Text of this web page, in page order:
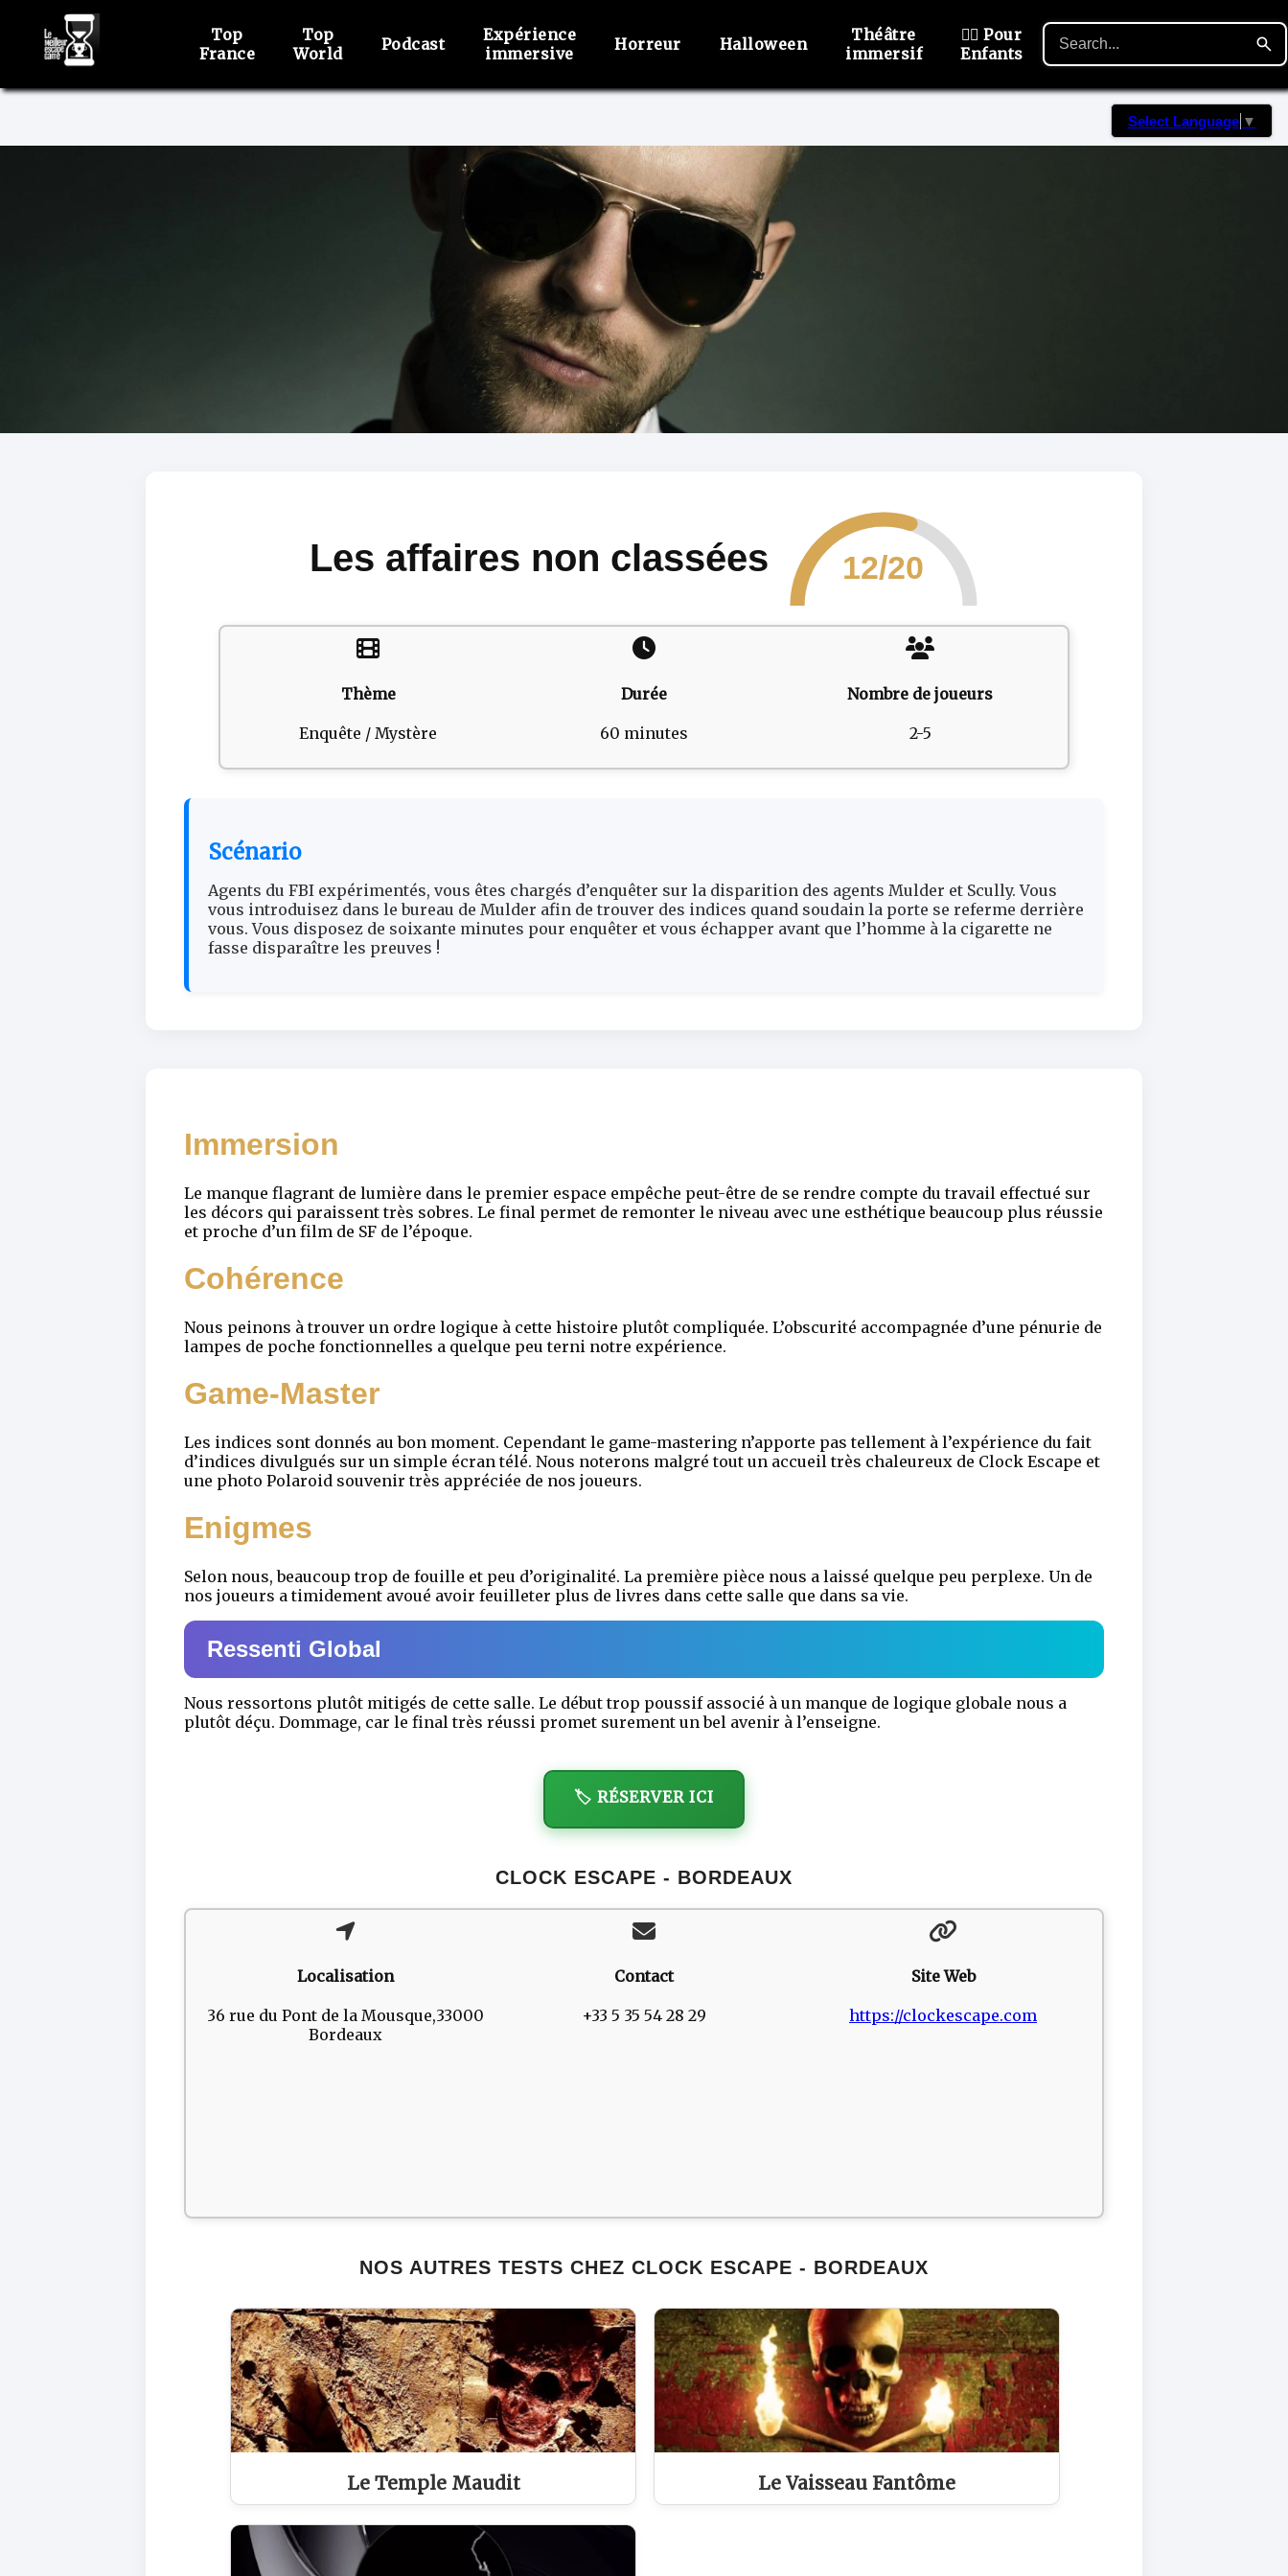
Top
France
Top
World
Podcast
Expérience
immersive
Horreur Halloween
Théâtre
immersif
🙋‍♂️ Pour
Enfants
Select Language ▼
Les affaires non classées 12/20
Thème
Enquête / Mystère
Durée
60 minutes
Nombre de joueurs
2-5
Scénario
Agents du FBI expérimentés, vous êtes chargés d’enquêter sur la disparition des agents Mulder et Scully. Vous
vous introduisez dans le bureau de Mulder afin de trouver des indices quand soudain la porte se referme derrière
vous. Vous disposez de soixante minutes pour enquêter et vous échapper avant que l’homme à la cigarette ne
fasse disparaître les preuves !
Immersion
Le manque flagrant de lumière dans le premier espace empêche peut-être de se rendre compte du travail effectué sur
les décors qui paraissent très sobres. Le final permet de remonter le niveau avec une esthétique beaucoup plus réussie
et proche d’un film de SF de l’époque.
Cohérence
Nous peinons à trouver un ordre logique à cette histoire plutôt compliquée. L’obscurité accompagnée d’une pénurie de
lampes de poche fonctionnelles a quelque peu terni notre expérience.
Game-Master
Les indices sont donnés au bon moment. Cependant le game-mastering n’apporte pas tellement à l’expérience du fait
d’indices divulgués sur un simple écran télé. Nous noterons malgré tout un accueil très chaleureux de Clock Escape et
une photo Polaroid souvenir très appréciée de nos joueurs.
Enigmes
Selon nous, beaucoup trop de fouille et peu d’originalité. La première pièce nous a laissé quelque peu perplexe. Un de
nos joueurs a timidement avoué avoir feuilleter plus de livres dans cette salle que dans sa vie.
Ressenti Global
Nous ressortons plutôt mitigés de cette salle. Le début trop poussif associé à un manque de logique globale nous a
plutôt déçu. Dommage, car le final très réussi promet surement un bel avenir à l’enseigne.
🏷️ RÉSERVER ICI
CLOCK ESCAPE - BORDEAUX
Localisation
36 rue du Pont de la Mousque,33000
Bordeaux
Contact
+33 5 35 54 28 29
Site Web
https://clockescape.com
NOS AUTRES TESTS CHEZ CLOCK ESCAPE - BORDEAUX
Le Temple Maudit Le Vaisseau Fantôme